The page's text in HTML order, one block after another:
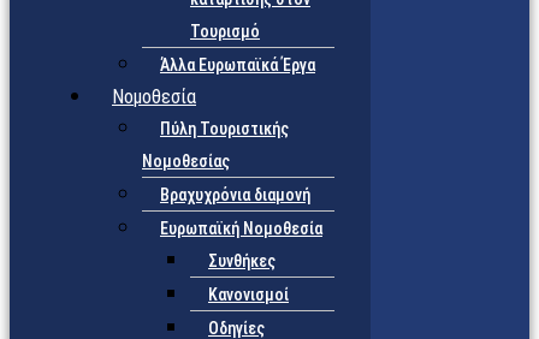
Τουρισμό
Άλλα Ευρωπαϊκά Έργα
Νομοθεσία
Πύλη Τουριστικής
Νομοθεσίας
Βραχυχρόνια διαμονή
Ευρωπαϊκή Νομοθεσία
Συνθήκες
Κανονισμοί
Οδηγίες